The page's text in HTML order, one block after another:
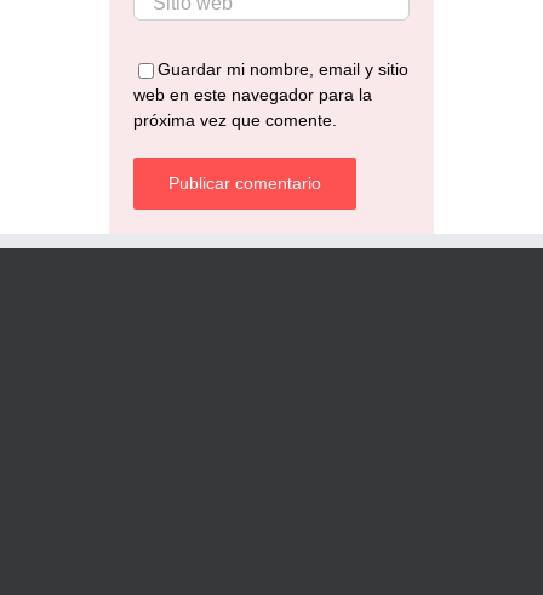
Guardar mi nombre, email y sitio
web en este navegador para la
próxima vez que comente.